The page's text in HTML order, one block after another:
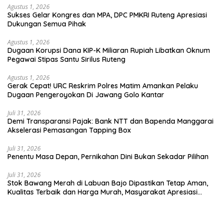
Agustus 1, 2026
Sukses Gelar Kongres dan MPA, DPC PMKRI Ruteng Apresiasi
Dukungan Semua Pihak
Agustus 1, 2026
Dugaan Korupsi Dana KIP-K Miliaran Rupiah Libatkan Oknum
Pegawai Stipas Santu Sirilus Ruteng
Agustus 1, 2026
Gerak Cepat! URC Reskrim Polres Matim Amankan Pelaku
Dugaan Pengeroyokan Di Jawang Golo Kantar
Juli 31, 2026
​Demi Transparansi Pajak: Bank NTT dan Bapenda Manggarai
Akselerasi Pemasangan Tapping Box
Juli 31, 2026
Penentu Masa Depan, Pernikahan Dini Bukan Sekadar Pilihan
Juli 31, 2026
Stok Bawang Merah di Labuan Bajo Dipastikan Tetap Aman,
Kualitas Terbaik dan Harga Murah, Masyarakat Apresiasi